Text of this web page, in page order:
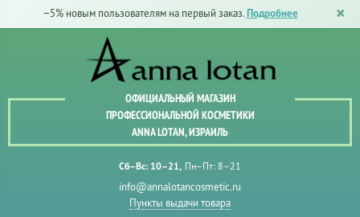
−5% новым пользователям на первый заказ. Подробнее
ОФИЦИАЛЬНЫЙ МАГАЗИН
ПРОФЕССИОНАЛЬНОЙ КОСМЕТИКИ
ANNA LOTAN, ИЗРАИЛЬ
Пн–Пт: 8–21
Сб–Вс: 10–21
info@annalotancosmetic.ru
Пункты выдачи товара